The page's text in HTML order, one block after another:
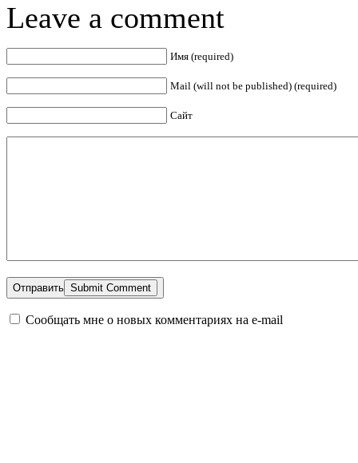
Leave a comment
Имя (required)
Mail (will not be published) (required)
Сайт
Отправить
Сообщать мне о новых комментариях на e-mail